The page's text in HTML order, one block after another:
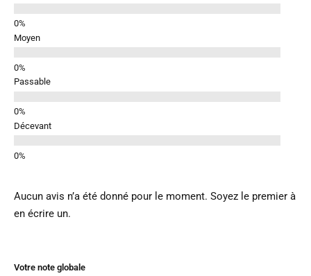
Moyen
Passable
Décevant
Aucun avis n’a été donné pour le moment. Soyez le premier à
en écrire un.
Votre note globale